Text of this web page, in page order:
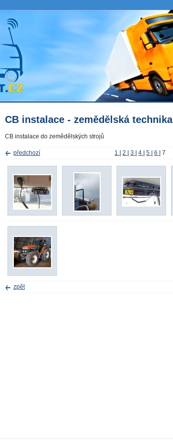
CB instalace - zemědělská technika
CB instalace do zemědělských strojů
předchozí 1 2 3 4 5 6 7
zpět